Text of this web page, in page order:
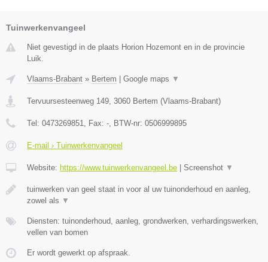
Tuinwerkenvangeel
Niet gevestigd in de plaats Horion Hozemont en in de provincie
Luik.
Vlaams-Brabant » Bertem Google maps ▼
Tervuursesteenweg 149, 3060 Bertem (Vlaams-Brabant)
Tel: 0473269851, Fax: -, BTW-nr: 0506999895
E-mail › Tuinwerkenvangeel
Website: https://www.tuinwerkenvangeel.be Screenshot ▼
tuinwerken van geel staat in voor al uw tuinonderhoud en aanleg,
zowel als ▼
Diensten: tuinonderhoud, aanleg, grondwerken, verhardingswerken,
vellen van bomen
Er wordt gewerkt op afspraak.